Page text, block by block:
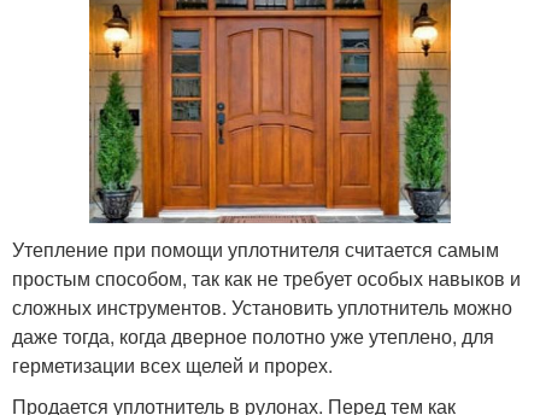
Утепление при помощи уплотнителя считается самым
простым способом, так как не требует особых навыков и
сложных инструментов. Установить уплотнитель можно
даже тогда, когда дверное полотно уже утеплено, для
герметизации всех щелей и прорех.
Продается уплотнитель в рулонах. Перед тем как